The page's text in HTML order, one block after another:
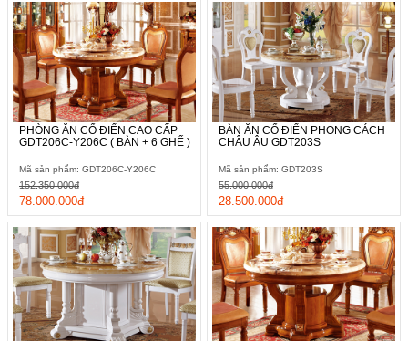
PHÒNG ĂN CỔ ĐIỂN CAO CẤP
GDT206C-Y206C ( BÀN + 6 GHẾ )
Mã sản phẩm: GDT206C-Y206C
78.000.000đ
152.350.000đ
BÀN ĂN CỔ ĐIỂN PHONG CÁCH
CHÂU ÂU GDT203S
Mã sản phẩm: GDT203S
28.500.000đ
55.000.000đ